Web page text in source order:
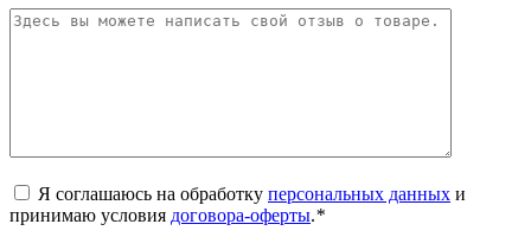
Я соглашаюсь на обработку персональных данных и
принимаю условия договора-оферты.*